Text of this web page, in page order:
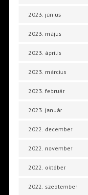
2023. június
2023. május
2023. április
2023. március
2023. február
2023. január
2022. december
2022. november
2022. október
2022. szeptember